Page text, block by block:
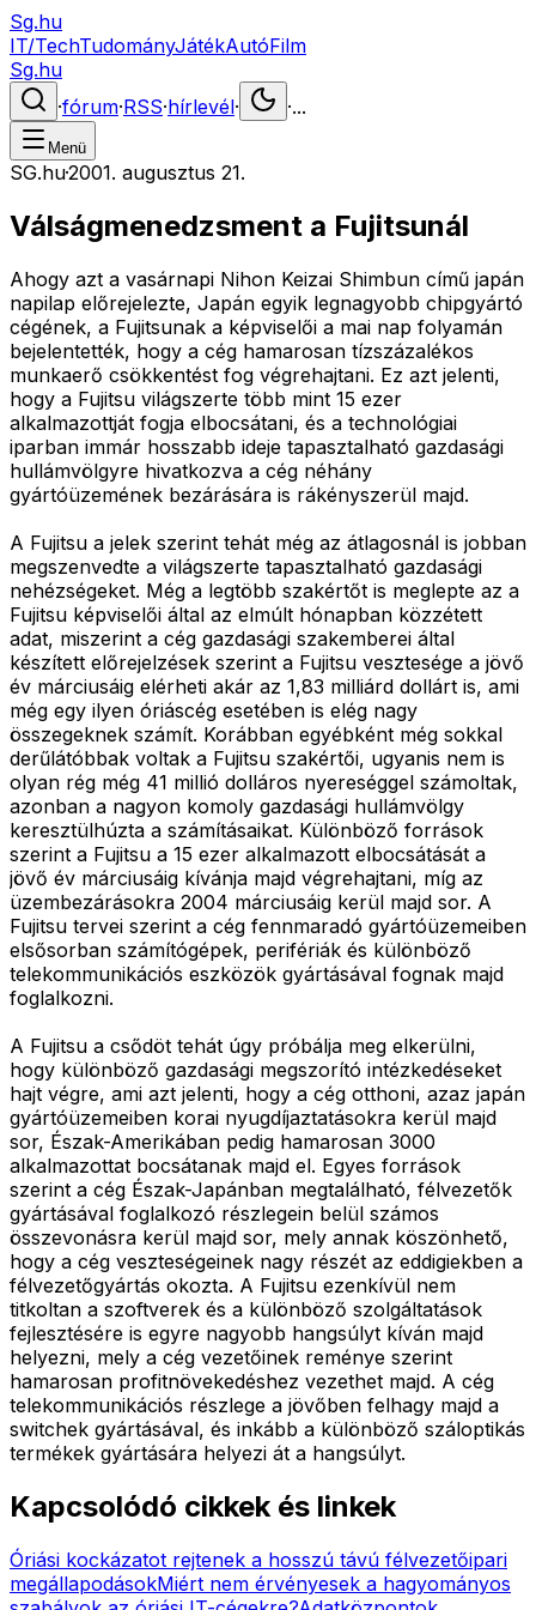
Sg.hu
IT/TechTudományJátékAutóFilm
Sg.hu
·fórum·RSS·hírlevél· ·...
Menü
SG.hu·2001. augusztus 21.
Válságmenedzsment a Fujitsunál
Ahogy azt a vasárnapi Nihon Keizai Shimbun című japán
napilap előrejelezte, Japán egyik legnagyobb chipgyártó
cégének, a Fujitsunak a képviselői a mai nap folyamán
bejelentették, hogy a cég hamarosan tízszázalékos
munkaerő csökkentést fog végrehajtani. Ez azt jelenti,
hogy a Fujitsu világszerte több mint 15 ezer
alkalmazottját fogja elbocsátani, és a technológiai
iparban immár hosszabb ideje tapasztalható gazdasági
hullámvölgyre hivatkozva a cég néhány
gyártóüzemének bezárására is rákényszerül majd.
A Fujitsu a jelek szerint tehát még az átlagosnál is jobban
megszenvedte a világszerte tapasztalható gazdasági
nehézségeket. Még a legtöbb szakértőt is meglepte az a
Fujitsu képviselői által az elmúlt hónapban közzétett
adat, miszerint a cég gazdasági szakemberei által
készített előrejelzések szerint a Fujitsu vesztesége a jövő
év márciusáig elérheti akár az 1,83 milliárd dollárt is, ami
még egy ilyen óriáscég esetében is elég nagy
összegeknek számít. Korábban egyébként még sokkal
derűlátóbbak voltak a Fujitsu szakértői, ugyanis nem is
olyan rég még 41 millió dolláros nyereséggel számoltak,
azonban a nagyon komoly gazdasági hullámvölgy
keresztülhúzta a számításaikat. Különböző források
szerint a Fujitsu a 15 ezer alkalmazott elbocsátását a
jövő év márciusáig kívánja majd végrehajtani, míg az
üzembezárásokra 2004 márciusáig kerül majd sor. A
Fujitsu tervei szerint a cég fennmaradó gyártóüzemeiben
elsősorban számítógépek, perifériák és különböző
telekommunikációs eszközök gyártásával fognak majd
foglalkozni.
A Fujitsu a csődöt tehát úgy próbálja meg elkerülni,
hogy különböző gazdasági megszorító intézkedéseket
hajt végre, ami azt jelenti, hogy a cég otthoni, azaz japán
gyártóüzemeiben korai nyugdíjaztatásokra kerül majd
sor, Észak-Amerikában pedig hamarosan 3000
alkalmazottat bocsátanak majd el. Egyes források
szerint a cég Észak-Japánban megtalálható, félvezetők
gyártásával foglalkozó részlegein belül számos
összevonásra kerül majd sor, mely annak köszönhető,
hogy a cég veszteségeinek nagy részét az eddigiekben a
félvezetőgyártás okozta. A Fujitsu ezenkívül nem
titkoltan a szoftverek és a különböző szolgáltatások
fejlesztésére is egyre nagyobb hangsúlyt kíván majd
helyezni, mely a cég vezetőinek reménye szerint
hamarosan profitnövekedéshez vezethet majd. A cég
telekommunikációs részlege a jövőben felhagy majd a
switchek gyártásával, és inkább a különböző száloptikás
termékek gyártására helyezi át a hangsúlyt.
Kapcsolódó cikkek és linkek
Óriási kockázatot rejtenek a hosszú távú félvezetőipari
megállapodásokMiért nem érvényesek a hagyományos